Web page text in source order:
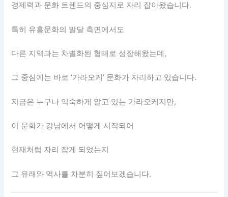
경제력과 문화 트렌드의 중심지로 자리 잡아왔습니다.
특히 유흥문화의 발달 측면에서도
다른 지역과는 차별화된 형태로 성장해왔는데,
그 중심에는 바로 ‘가라오케’ 문화가 자리하고 있습니다.
지금은 누구나 익숙하게 알고 있는 가라오케지만,
이 문화가 강남에서 어떻게 시작되어
현재처럼 자리 잡게 되었는지
그 유래와 역사를 차분히 짚어보겠습니다.